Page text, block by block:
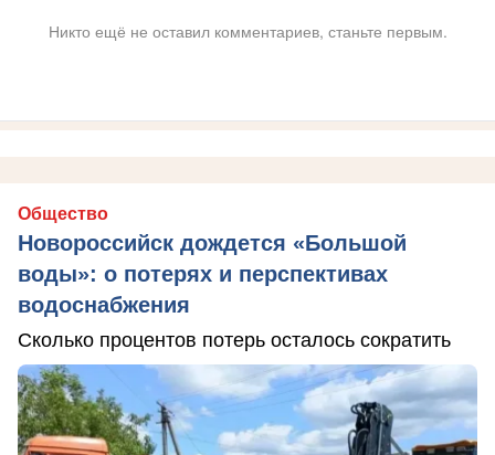
Никто ещё не оставил комментариев, станьте первым.
Общество
Новороссийск дождется «Большой
воды»: о потерях и перспективах
водоснабжения
Сколько процентов потерь осталось сократить